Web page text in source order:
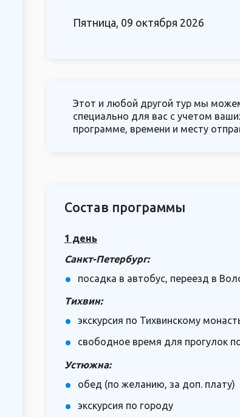
Пятница, 09 октября 2026
Этот и любой другой тур мы
специально для вас с учетом
программе, времени и месту
Состав программы
1 день
Санкт-Петербург:
посадка в автобус, переезд в
Тихвин:
экскурсия по Тихвинскому
свободное время для прогулок
Устюжна:
обед (по желанию, за доп. плату)
экскурсия по городу